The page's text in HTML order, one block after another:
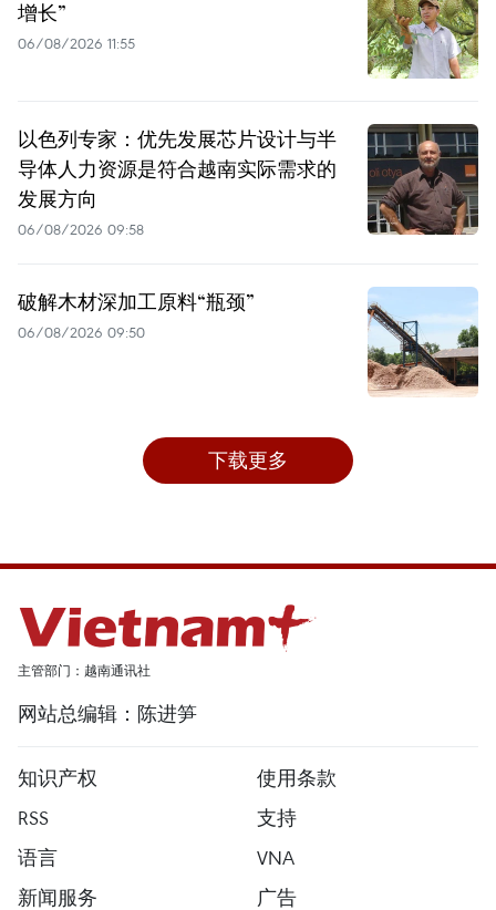
增长”
06/08/2026 11:55
以色列专家：优先发展芯片设计与半
导体人力资源是符合越南实际需求的
发展方向
06/08/2026 09:58
破解木材深加工原料“瓶颈”
06/08/2026 09:50
下载更多
主管部门：越南通讯社
网站总编辑：陈进笋
知识产权
使用条款
RSS
支持
语言
VNA
新闻服务
广告